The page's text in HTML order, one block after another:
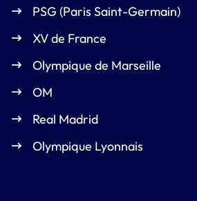
PSG (Paris Saint-Germain)
XV de France
Olympique de Marseille
OM
Real Madrid
Olympique Lyonnais